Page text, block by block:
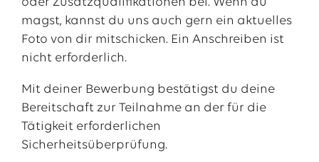
magst, kannst du uns auch gern ein aktuelles
Foto von dir mitschicken. Ein Anschreiben ist
nicht erforderlich.
Mit deiner Bewerbung bestätigst du deine
Bereitschaft zur Teilnahme an der für die
Tätigkeit erforderlichen
Sicherheitsüberprüfung.